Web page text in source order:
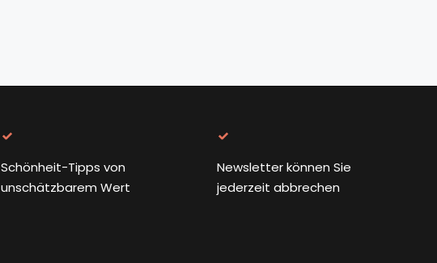
Schönheit-Tipps von
unschätzbarem Wert
Newsletter können Sie
jederzeit abbrechen